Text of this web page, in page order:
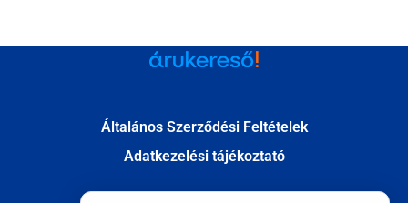
Általános Szerződési Feltételek
Adatkezelési tájékoztató